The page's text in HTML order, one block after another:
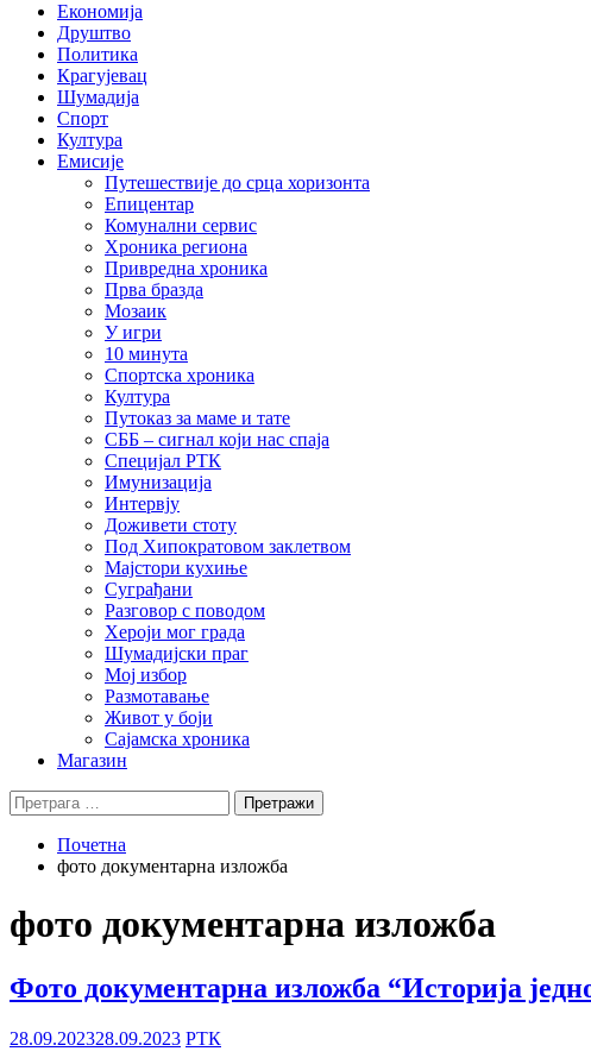
Економија
Друштво
Политика
Крагујевац
Шумадија
Спорт
Култура
Емисије
Путешествије до срца хоризонта
Епицентар
Комунални сервис
Хроника региона
Привредна хроника
Прва бразда
Мозаик
У игри
10 минута
Спортска хроника
Култура
Путоказ за маме и тате
СББ – сигнал који нас спаја
Специјал РТК
Имунизација
Интервју
Доживети стоту
Под Хипократовом заклетвом
Мајстори кухиње
Суграђани
Разговор с поводом
Хероји мог града
Шумадијски праг
Мој избор
Размотавање
Живот у боји
Сајамска хроника
Магазин
Претрага
за:
Почетна
фото документарна изложба
фото документарна изложба
Фото документарна изложба “Историја
28.09.202328.09.2023 РТК